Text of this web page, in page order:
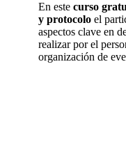
En este curso
y protocoloel
aspectos clave en
realizar por el
organización de